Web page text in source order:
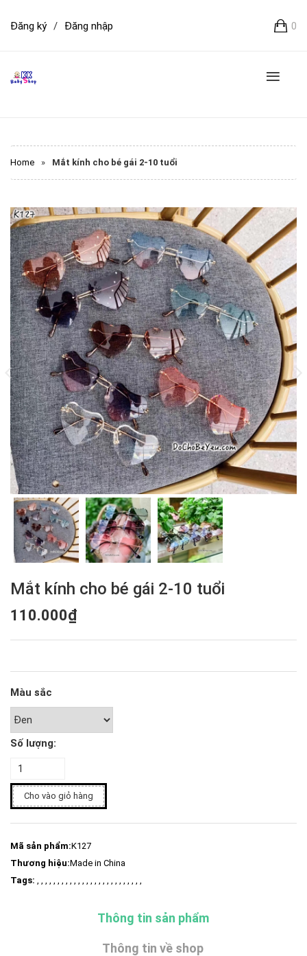
0
Đăng ký / Đăng nhập
Home » Mắt kính cho bé gái 2-10 tuổi
Mắt kính cho bé gái 2-10 tuổi
110.000₫
Màu sắc
Số lượng:
Cho vào giỏ hàng
Mã sản phẩm:K127
Thương hiệu:Made in China
Tags: , , , , , , , , , , , , , , , , , , , , , , , , , ,
Thông tin sản phẩm
Thông tin về shop